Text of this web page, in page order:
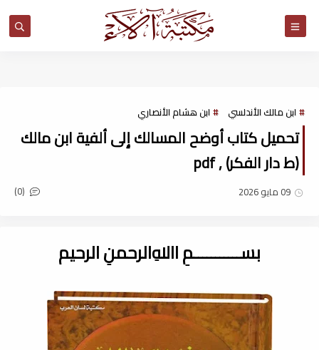
ابن مالك الأندلسي ابن هشام الأنصاري
تحميل كتاب أوضح المسالك إِلى ألفية ابن مالك
(ط دار الفكر) , pdf
09 مايو 2026 (0)
بســـــــــــمِ اﷲِالرحمنِ الرحيم